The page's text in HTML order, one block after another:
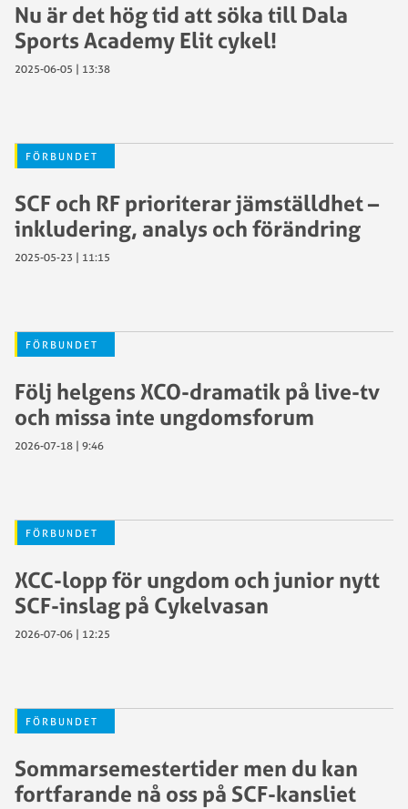
Nu är det hög tid att söka till Dala
Sports Academy Elit cykel!
2025-06-05 | 13:38
FÖRBUNDET
SCF och RF prioriterar jämställdhet –
inkludering, analys och förändring
2025-05-23 | 11:15
FÖRBUNDET
Följ helgens XCO-dramatik på live-tv
och missa inte ungdomsforum
2026-07-18 | 9:46
FÖRBUNDET
XCC-lopp för ungdom och junior nytt
SCF-inslag på Cykelvasan
2026-07-06 | 12:25
FÖRBUNDET
Sommarsemestertider men du kan
fortfarande nå oss på SCF-kansliet